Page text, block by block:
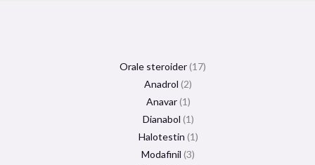
Orale steroider 17
Anadrol 2
Anavar 1
Dianabol 1
Halotestin 1
Modafinil 3